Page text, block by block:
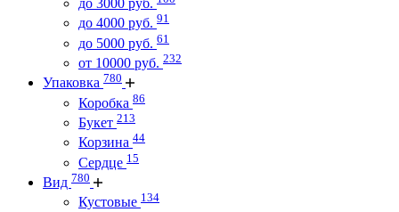
до 4000 руб. 91
до 5000 руб. 61
от 10000 руб. 232
Упаковка 780
Коробка 86
Букет 213
Корзина 44
Сердце 15
Вид 780
Кустовые 134